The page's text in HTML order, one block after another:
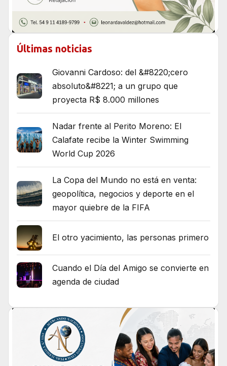
Últimas noticias
Giovanni Cardoso: del &#8220;cero
absoluto&#8221; a un grupo que
proyecta R$ 8.000 millones
Nadar frente al Perito Moreno: El
Calafate recibe la Winter Swimming
World Cup 2026
La Copa del Mundo no está en venta:
geopolítica, negocios y deporte en el
mayor quiebre de la FIFA
El otro yacimiento, las personas primero
Cuando el Día del Amigo se convierte en
agenda de ciudad